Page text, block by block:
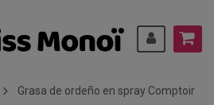
Grasa de ordeño en spray Comptoir